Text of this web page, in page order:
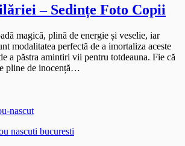
– Sedințe Foto Copii
magică, plină de energie și veselie, iar
modalitatea perfectă de a imortaliza aceste
a păstra amintiri vii pentru totdeauna. Fie că
pline de inocență…
nascut